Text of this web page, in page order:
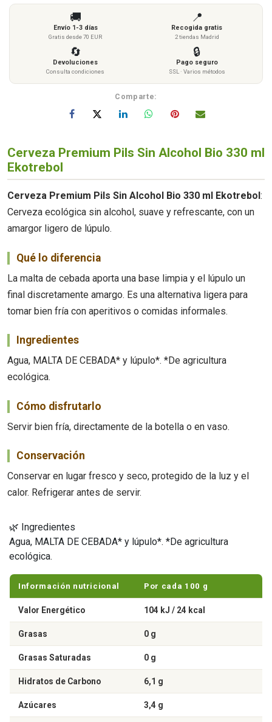
🚚
Envío 1-3 días
Gratis desde 70 EUR
📍
Recogida gratis
2 tiendas Madrid
🔄
Devoluciones
Consulta condiciones
🔒
Pago seguro
SSL · Varios métodos
Comparte:
Cerveza Premium Pils Sin Alcohol Bio 330 ml
Ekotrebol
Cerveza Premium Pils Sin Alcohol Bio 330 ml Ekotrebol :
Cerveza ecológica sin alcohol, suave y refrescante, con un
amargor ligero de lúpulo.
Qué lo diferencia
La malta de cebada aporta una base limpia y el lúpulo un
final discretamente amargo. Es una alternativa ligera para
tomar bien fría con aperitivos o comidas informales.
Ingredientes
Agua, MALTA DE CEBADA* y lúpulo*. *De agricultura
ecológica.
Cómo disfrutarlo
Servir bien fría, directamente de la botella o en vaso.
Conservación
Conservar en lugar fresco y seco, protegido de la luz y el
calor. Refrigerar antes de servir.
🌿 Ingredientes
Agua, MALTA DE CEBADA* y lúpulo*. *De agricultura
ecológica.
Información nutricional Por cada 100 g
Valor Energético 104 kJ / 24 kcal
Grasas 0 g
Grasas Saturadas 0 g
Hidratos de Carbono 6,1 g
Azúcares 3,4 g